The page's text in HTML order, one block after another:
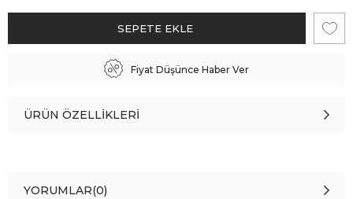
Fiyat Düşünce Haber Ver
ÜRÜN ÖZELLIKLERI
YORUMLAR(0)